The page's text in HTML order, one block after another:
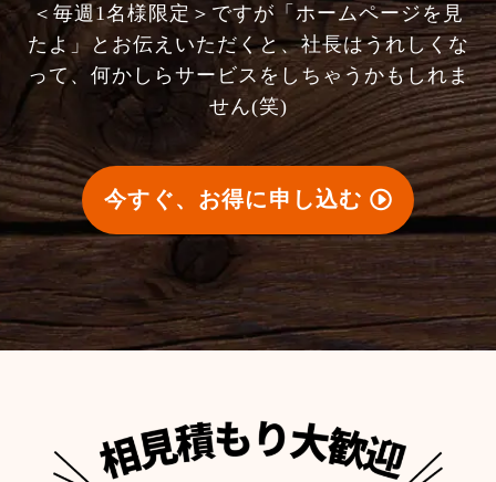
＜毎週1名様限定＞ですが「ホームページを見
たよ」とお伝えいただくと、社長はうれしくな
って、何かしらサービスをしちゃうかもしれま
せん(笑)
今すぐ、お得に申し込む